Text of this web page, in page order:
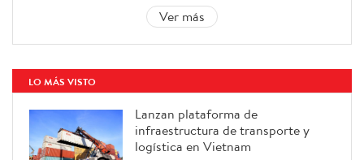
Ver más
LO MÁS VISTO
Lanzan plataforma de
infraestructura de transporte y
logística en Vietnam